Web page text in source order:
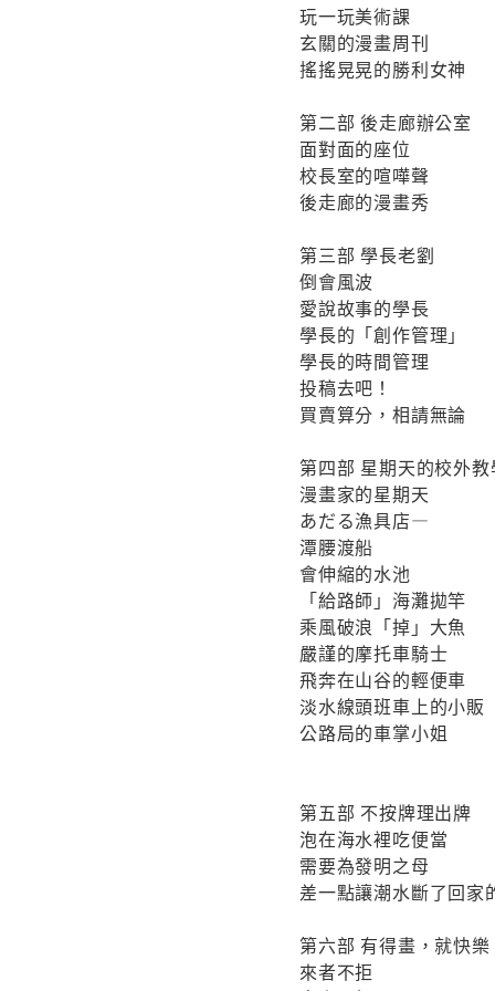
玩一玩美術課
玄關的漫畫周刊
搖搖晃晃的勝利女神
第二部 後走廊辦公室
面對面的座位
校長室的喧嘩聲
後走廊的漫畫秀
第三部 學長老劉
倒會風波
愛說故事的學長
學長的「創作管理」
學長的時間管理
投稿去吧！
買賣算分，相請無論
第四部 星期天的校外
漫畫家的星期天
あだる漁具店—
潭腰渡船
會伸縮的水池
「給路師」海灘拋竿
乘風破浪「掉」大魚
嚴謹的摩托車騎士
飛奔在山谷的輕便車
淡水線頭班車上的小販
公路局的車掌小姐
第五部 不按牌理出牌
泡在海水裡吃便當
需要為發明之母
差一點讓潮水斷了回家
第六部 有得畫，就快
來者不拒